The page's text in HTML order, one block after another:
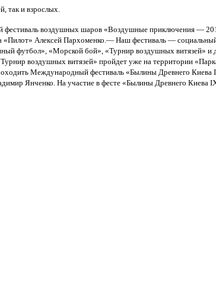
так и взрослых.
воздушных шаров «Воздушные приключения —
«Пилот» Алексей Пархоменко.— Наш фестиваль —
футбол», «Морской бой», «Турнир воздушных витязей»
воздушных витязей» пройдет уже на территории
Международный фестиваль «Былины Древнего
Янченко. На участие в фесте «Былины Древнего Киева